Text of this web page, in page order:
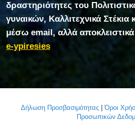
δραστηριότητες του
γυναικών, Καλλιτεχνικά Στέκια
μέσω email, αλλά
e-ypiresies
Δήλωση Προσβασιμότητας |Όροι
Προσωπικών